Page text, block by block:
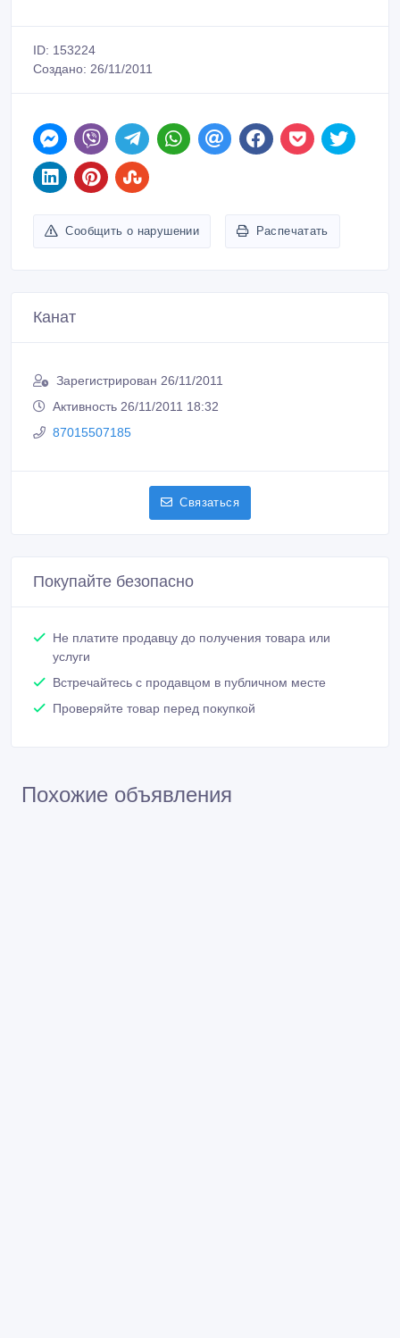
ID: 153224
Создано: 26/11/2011
Сообщить о нарушении Распечатать
Канат
Зарегистрирован 26/11/2011
Активность 26/11/2011 18:32
87015507185
Связаться
Покупайте безопасно
Не платите продавцу до получения товара или
услуги
Встречайтесь с продавцом в публичном месте
Проверяйте товар перед покупкой
Похожие объявления